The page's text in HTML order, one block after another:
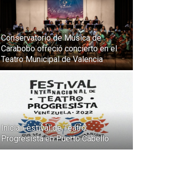
Conservatorio de Música de
Carabobo ofreció concierto en el
Teatro Municipal de Valencia
Inicia Festival de Teatro
Progresista en Puerto Cabello